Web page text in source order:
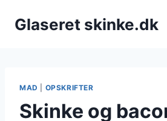
Glaseret skinke.dk
MAD OPSKRIFTER
Skinke og